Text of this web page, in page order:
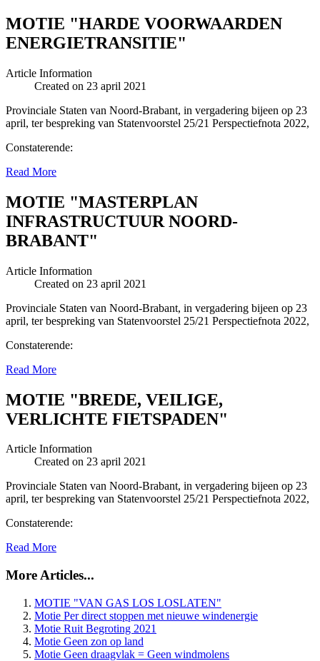
MOTIE "HARDE VOORWAARDEN
ENERGIETRANSITIE"
Article Information
Created on 23 april 2021
Provinciale Staten van Noord-Brabant, in vergadering bijeen op 23
april, ter bespreking van Statenvoorstel 25/21 Perspectiefnota 2022,
Constaterende:
Read More
MOTIE "MASTERPLAN
INFRASTRUCTUUR NOORD-
BRABANT"
Article Information
Created on 23 april 2021
Provinciale Staten van Noord-Brabant, in vergadering bijeen op 23
april, ter bespreking van Statenvoorstel 25/21 Perspectiefnota 2022,
Constaterende:
Read More
MOTIE "BREDE, VEILIGE,
VERLICHTE FIETSPADEN"
Article Information
Created on 23 april 2021
Provinciale Staten van Noord-Brabant, in vergadering bijeen op 23
april, ter bespreking van Statenvoorstel 25/21 Perspectiefnota 2022,
Constaterende:
Read More
More Articles...
MOTIE "VAN GAS LOS LOSLATEN"
Motie Per direct stoppen met nieuwe windenergie
Motie Ruit Begroting 2021
Motie Geen zon op land
Motie Geen draagvlak = Geen windmolens